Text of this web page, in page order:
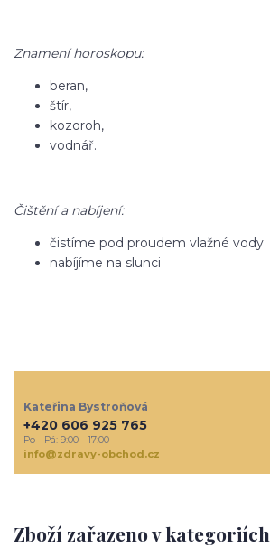
Znamení horoskopu:
beran,
štír,
kozoroh,
vodnář.
Čištění a nabíjení:
čistíme pod proudem vlažné vody
nabíjíme na slunci
Zboží zařazeno v kategoriích
Kateřina Bystroňová
+420 606 925 765
Po - Pá: 9:00 - 17:00
info@zdravy-obchod.cz